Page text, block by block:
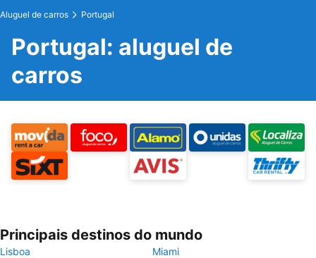
Aluguel de carros Portugal
Portugal: aluguel de
carros
Principais destinos do mundo
Lisboa
Miami